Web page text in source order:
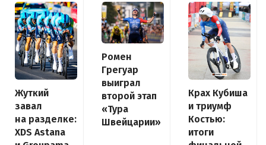
Жуткий
завал
на разделке:
XDS Astana
Ромен
Грегуар
выиграл
второй этап
«Тура
Швейцарии»
Крах Кубиша
и триумф
Костью:
итоги